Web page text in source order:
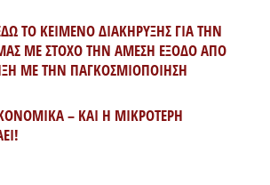
ΤΟ ΚΕΙΜΕΝΟ ΔΙΑΚΗΡΥΞΗΣ ΓΙΑ ΤΗΝ
ΜΕ ΣΤΟΧΟ ΤΗΝ ΑΜΕΣΗ ΕΞΟΔΟ ΑΠΟ
ΜΕ ΤΗΝ ΠΑΓΚΟΣΜΙΟΠΟΙΗΣΗ
– ΚΑΙ Η ΜΙΚΡΟΤΕΡΗ